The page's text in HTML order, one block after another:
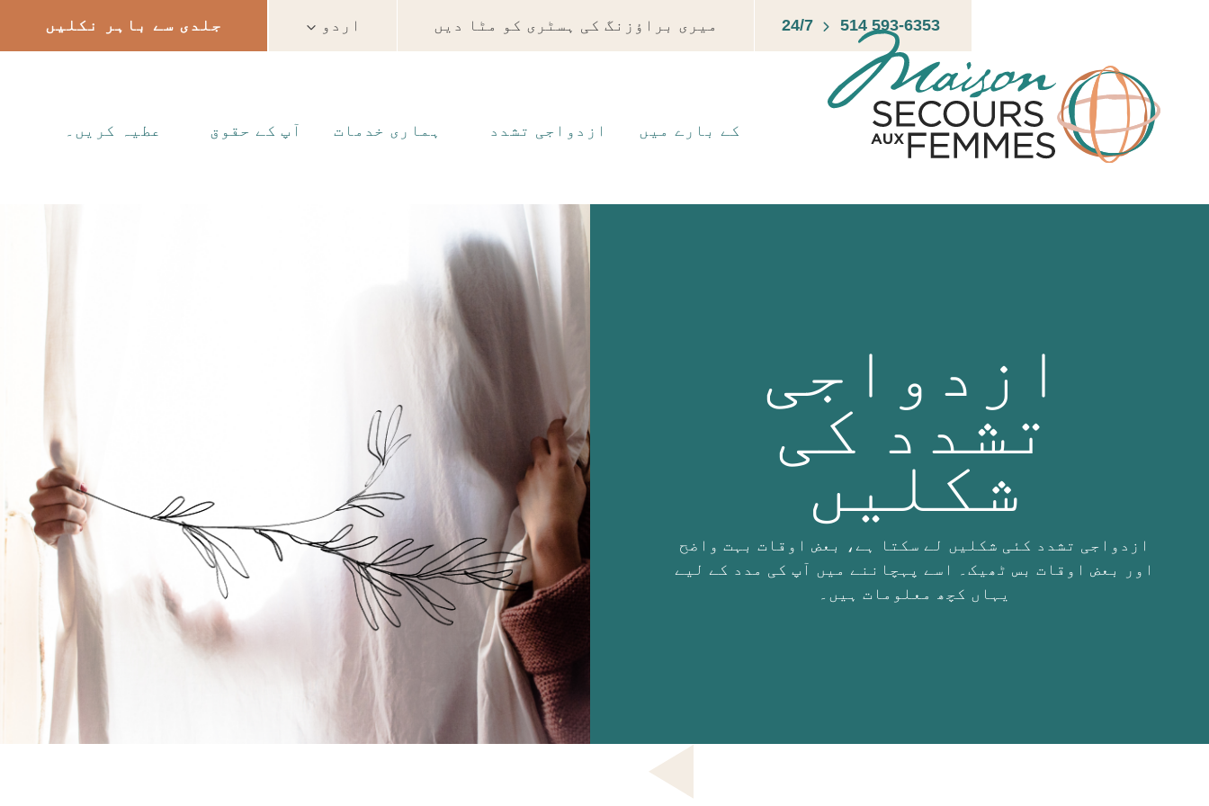
24/7 514 593-6353 میری براؤزنگ کی ہسٹری کو مٹا دیں اردو جلدی سے باہر نکلیں
کے بارے میں ازدواجی تشدد ہماری خدمات آپ کے حقوق عطیہ کریں۔
ازدواجی
تشدد کی
شکلیں
ازدواجی تشدد کئی شکلیں لے سکتا ہے، بعض اوقات بہت واضح
اور بعض اوقات بس ٹھیک۔ اسے پہچاننے میں آپ کی مدد کے لیے
یہاں کچھ معلومات ہیں۔